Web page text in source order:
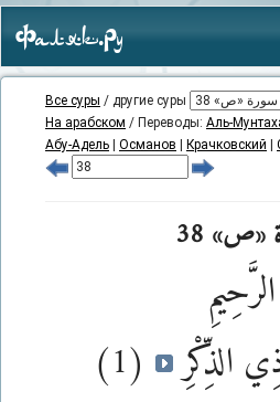
Фаляк.Ру
Все суры / другие суры
На арабском / Переводы: Аль-
Абу-Адель
Османов Крачковский
38
الذِّكْرِ
(1)